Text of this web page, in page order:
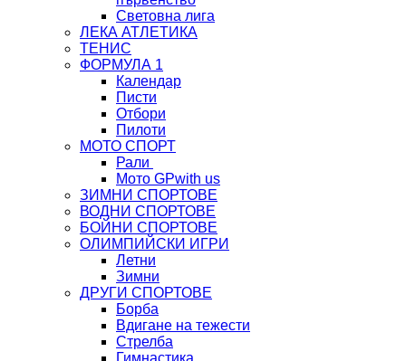
Световна лига
ЛЕКА АТЛЕТИКА
ТЕНИС
ФОРМУЛА 1
Календар
Писти
Отбори
Пилоти
МОТО СПОРТ
Рали
Мото GPwith us
ЗИМНИ СПОРТОВЕ
ВОДНИ СПОРТОВЕ
БОЙНИ СПОРТОВЕ
ОЛИМПИЙСКИ ИГРИ
Летни
Зимни
ДРУГИ СПОРТОВЕ
Борба
Вдигане на тежести
Стрелба
Гимнастика